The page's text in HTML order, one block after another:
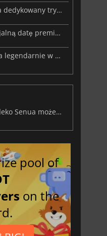
Senua's Saga: Hellblade 2 ujawnia dedykowany tryb fotograficzny
Senua's Saga: Hellblade II ma oficjalną datę premiery
Senua's Saga: Hellblade II wygląda legendarnie w nowym zwiastunie rozgrywki
Po premierze Hellblade II – jak daleko Senua może jeszcze zajść?
pool of
on the